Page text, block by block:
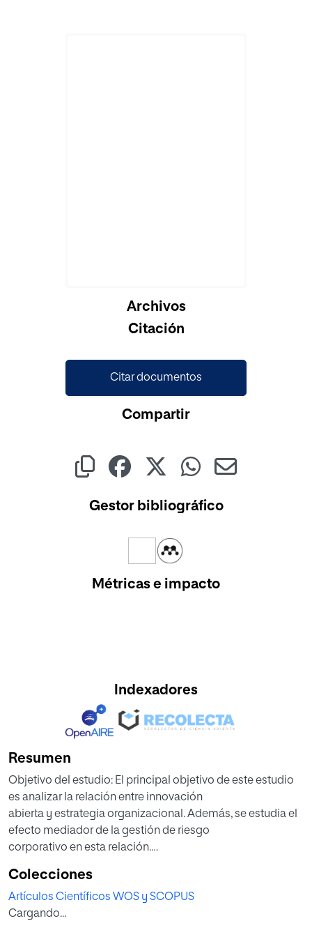
Archivos
Citación
Citar documentos
Compartir
Gestor bibliográfico
Métricas e impacto
Indexadores
Resumen
Objetivo del estudio: El principal objetivo de este estudio
es analizar la relación entre innovación
abierta y estrategia organizacional. Además, se estudia el
efecto mediador de la gestión de riesgo
corporativo en esta relación.
estudio cuantitativo basado en una encuesta a
251 directores ejecutivos de hoteles en PYMEs.
Originalidad/relevancia: Mientras que otros estudios
Colecciones
Artículos Científicos WOS y SCOPUS
Cargando...